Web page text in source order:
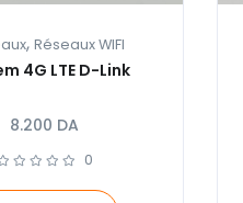
, Réseaux WIFI
4G LTE D-Link
8.200 DA
0